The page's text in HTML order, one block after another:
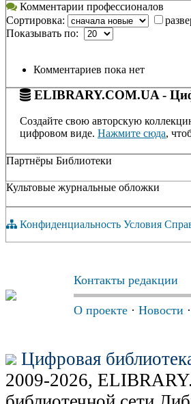
Комментарии профессионалов
Сортировка:
Показывать по:
Комментариев пока нет
ELIBRARY.COM.UA -
Создайте свою авторскую
цифровом виде. Нажмите сюда,
Партнёры Библиотеки
Культовые журнальные обложки
Конфиденциальность Условия
Контакты редакции
О проекте · Новости ·
Цифровая
2009-2026,